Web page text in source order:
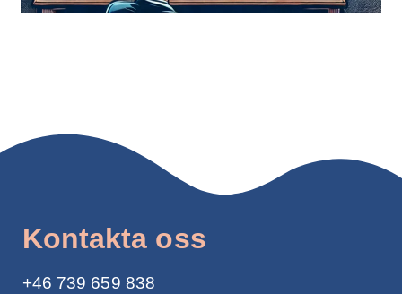
Kontakta oss
+46 739 659 838